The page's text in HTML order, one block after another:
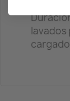
lavados